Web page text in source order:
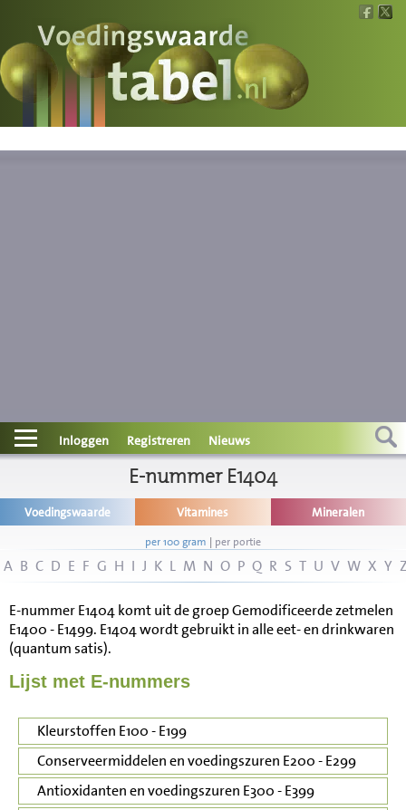
Voedingswaarde
Wat is wat?
Contact
Disclaimer
Inloggen Registreren Nieuws
E-nummer E1404
Voedingswaarde Vitamines Mineralen
per 100 gram | per portie
A B C D E F G H I J K L M N O P Q R S T U V W X Y
E-nummer E1404 komt uit de groep Gemodificeerde zetmelen
E1400 - E1499. E1404 wordt gebruikt in alle eet- en drinkwaren
(quantum satis).
Lijst met E-nummers
Kleurstoffen E100 - E199
Conserveermiddelen en voedingszuren E200 - E299
Antioxidanten en voedingszuren E300 - E399